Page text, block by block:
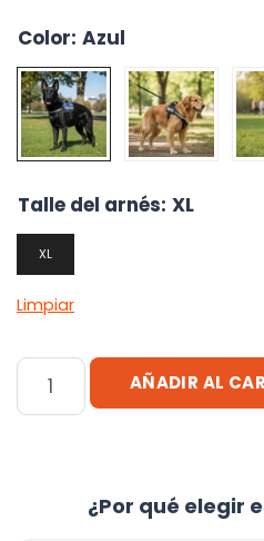
Color: Azul
Talle del arnés: XL
XL
Limpiar
Arnés
Regulable
AÑADIR AL
¿Por qué elegir